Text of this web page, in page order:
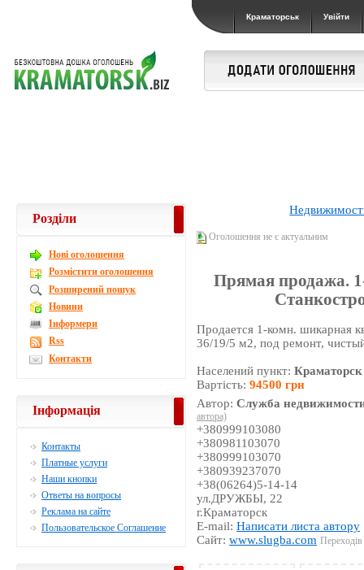
Краматорськ Увійти
Оголошення не є актуальним
Прямая продажа.
Продается 1-комн. шикарная
36/19/5 м2, под ремонт,
Населений пункт:Краматорск
Вартість:94500 грн
Автор:Служба
автора)
+380999103080
+380981103070
+380999103070
+380939237070
+38(06264)5-14-14
ул.ДРУЖБЫ, 22
г.Краматорск
E-mail:Написати листа автору
Сайт:www.slugba.com
Розділи
Новi оголошення
Розмістити оголошення
Розширений пошук
Новини
Інформери
Rss
Контакти
Інформація
Контакты
Платные услуги
Наши кнопки
Ответы на вопросы
Реклама на сайте
Пользовательское Соглашение